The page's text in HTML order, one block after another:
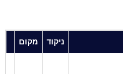
ניקוד מקום